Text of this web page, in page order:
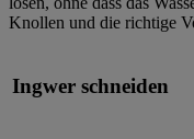
Knollen und die richtige
Ingwer schneiden